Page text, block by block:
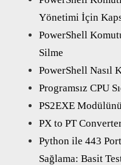
Yönetimi İçin
PowerShell
Silme
PowerShell Nasıl
Programsız CPU
PS2EXE
PX to PT
Python ile 443
Sağlama: Basit